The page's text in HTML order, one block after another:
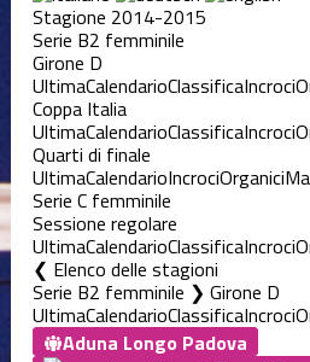
Stagione 2014-2015
Serie B2 femminile
Girone D
UltimaCalendarioClassificaIncroci
Coppa Italia
UltimaCalendarioClassificaIncroci
Quarti di finale
UltimaCalendarioIncrociOrganici
Serie C femminile
Sessione regolare
UltimaCalendarioClassificaIncroci
Elenco delle stagioni
Serie B2 femminile ❯ Girone D
UltimaCalendarioClassificaIncroci
Aduna Longo Padova